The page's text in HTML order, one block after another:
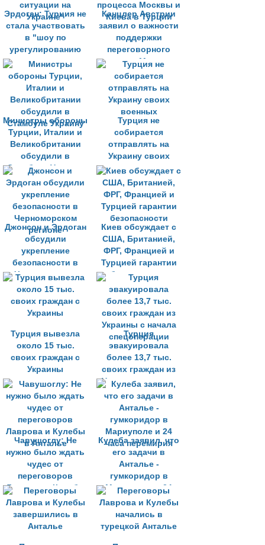
Эрдоган: Турция не
стала участвовать
в "шоу по
урегулированию
ситуации на
Украине"
Канцлер Австрии
заявил о важности
поддержки
переговорного
процесса Москвы и
Киева в Турции
Министры обороны
Турции, Италии и
Великобритании
обсудили в
Стамбуле Украину
Турция не
собирается
отправлять на
Украину своих
военных
Джонсон и Эрдоган
обсудили
укрепление
безопасности в
Черноморском
регионе
Киев обсуждает с
США, Британией,
ФРГ, Францией и
Турцией гарантии
безопасности
Турция вывезла
около 15 тыс.
своих граждан с
Украины
Турция
эвакуировала
более 13,7 тыс.
своих граждан из
Украины с начала
спецоперации
Чавушоглу: Не
нужно было ждать
чудес от
переговоров
Лаврова и Кулебы
в Анталье
Кулеба заявил, что
его задачи в
Анталье -
гумкоридор в
Мариуполе и 24
часа перемирия